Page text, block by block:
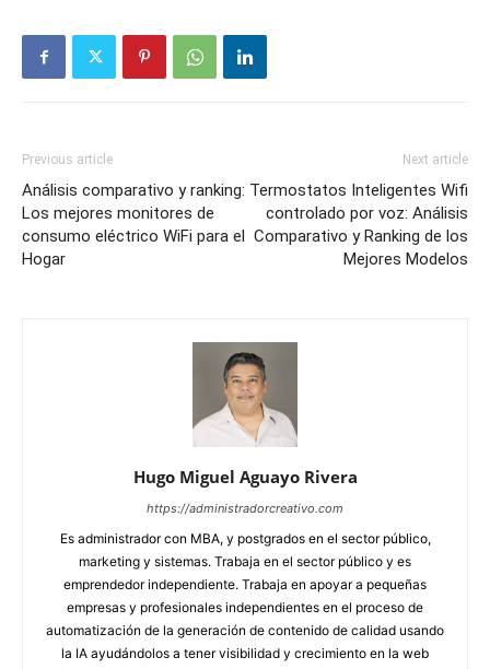
Previous article
Análisis comparativo y ranking:
Los mejores monitores de
consumo eléctrico WiFi para el
Hogar
Next article
Termostatos Inteligentes Wifi
controlado por voz: Análisis
Comparativo y Ranking de los
Mejores Modelos
Hugo Miguel Aguayo Rivera
https://administradorcreativo.com
Es administrador con MBA, y postgrados en el sector público,
marketing y sistemas. Trabaja en el sector público y es
emprendedor independiente. Trabaja en apoyar a pequeñas
empresas y profesionales independientes en el proceso de
automatización de la generación de contenido de calidad usando
la IA ayudándolos a tener visibilidad y crecimiento en la web